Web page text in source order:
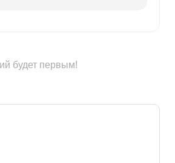
будет первым!